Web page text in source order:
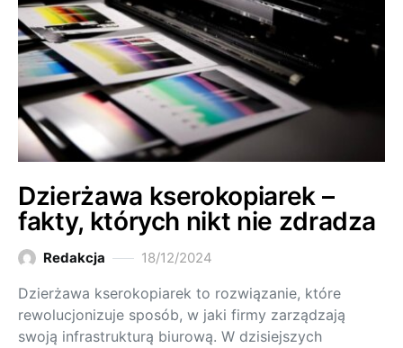
Dzierżawa kserokopiarek –
fakty, których nikt nie zdradza
Redakcja 18/12/2024
Dzierżawa kserokopiarek to rozwiązanie, które
rewolucjonizuje sposób, w jaki firmy zarządzają
swoją infrastrukturą biurową. W dzisiejszych